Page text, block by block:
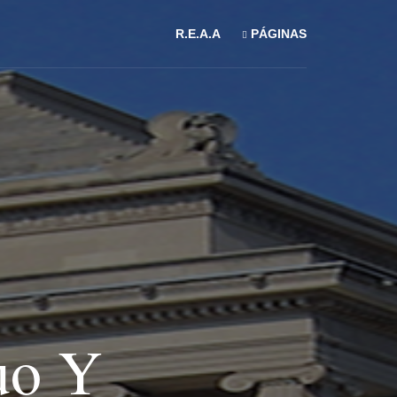
R.E.A.A PÁGINAS
Y